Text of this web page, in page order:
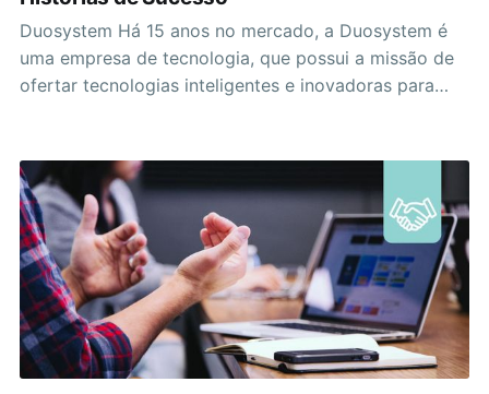
Duosystem Há 15 anos no mercado, a Duosystem é
uma empresa de tecnologia, que possui a missão de
ofertar tecnologias inteligentes e inovadoras para
pelo desenvolvimento de uma plataforma operacional
pioneira em regulação do